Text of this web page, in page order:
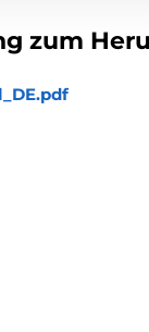
zum